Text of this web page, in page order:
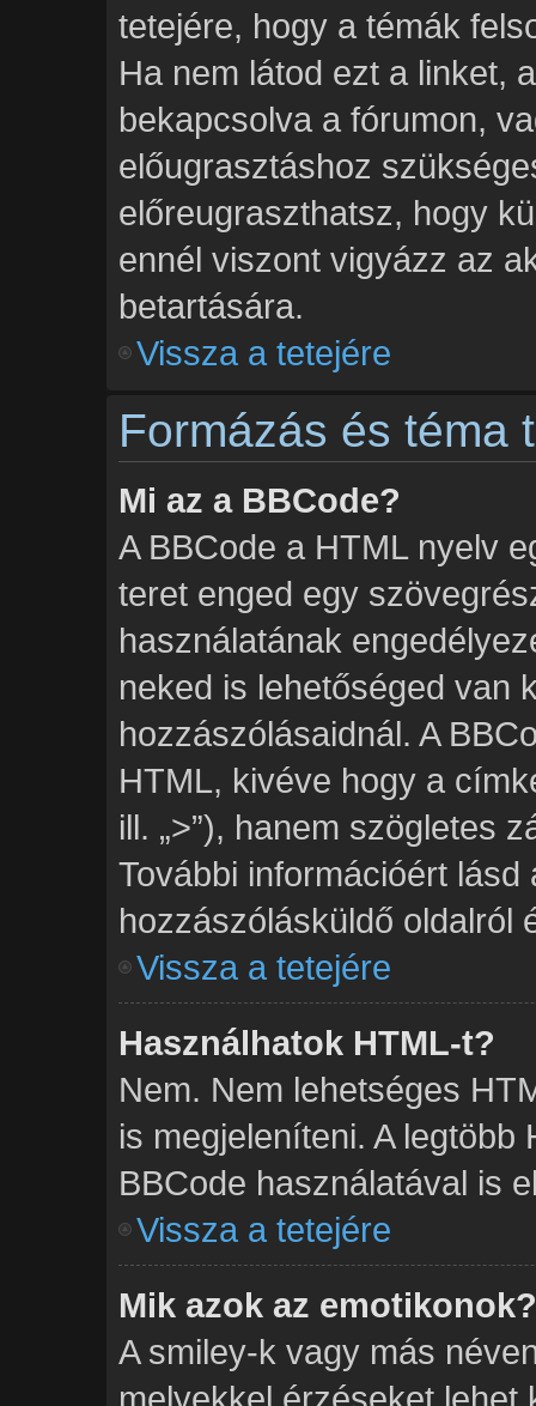
tetejére, hogy a témák
Ha nem látod ezt a linket,
bekapcsolva a fórumon,
előugrasztáshoz
előreugraszthatsz, hogy
ennél viszont vigyázz az
betartására.
Vissza a tetejére
Formázás és téma
Mi az a BBCode?
A BBCode a HTML nyelv
teret enged egy
használatának
neked is lehetőséged van
hozzászólásaidnál. A
HTML, kivéve hogy a
ill. „>”), hanem szögletes
További információért
hozzászólásküldő oldalról
Vissza a tetejére
Használhatok HTML-t?
Nem. Nem lehetséges
is megjeleníteni. A
BBCode használatával is
Vissza a tetejére
Mik azok az emotikonok?
A smiley-k vagy más